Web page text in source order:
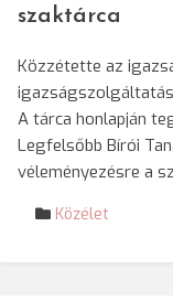
szaktárca
Közzétette az
A tárca honlapján
Legfelsőbb Bírói
véleményezésre a
Közélet